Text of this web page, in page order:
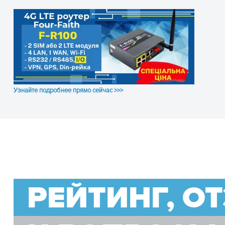
Узнайте подробнее прямо сейчас >>>
РЕЙТИНГ,